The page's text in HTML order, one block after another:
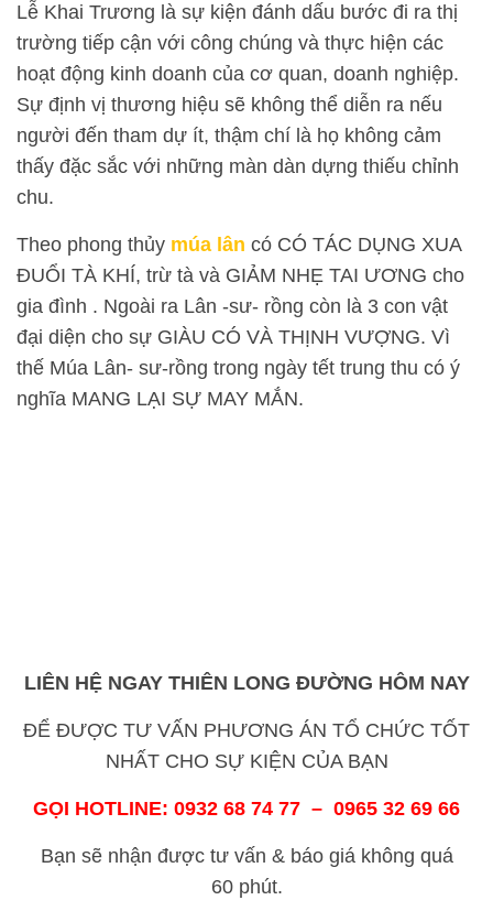
Lễ Khai Trương là sự kiện đánh dấu bước đi ra thị
trường tiếp cận với công chúng và thực hiện các
hoạt động kinh doanh của cơ quan, doanh nghiệp.
Sự định vị thương hiệu sẽ không thể diễn ra nếu
người đến tham dự ít, thậm chí là họ không cảm
thấy đặc sắc với những màn dàn dựng thiếu chỉnh
chu.
Theo phong thủy múa lân có CÓ TÁC DỤNG XUA
ĐUỔI TÀ KHÍ, trừ tà và GIẢM NHẸ TAI ƯƠNG cho
gia đình . Ngoài ra Lân -sư- rồng còn là 3 con vật
đại diện cho sự GIÀU CÓ VÀ THỊNH VƯỢNG. Vì
thế Múa Lân- sư-rồng trong ngày tết trung thu có ý
nghĩa MANG LẠI SỰ MAY MẮN.
LIÊN HỆ NGAY THIÊN LONG ĐƯỜNG HÔM NAY
ĐỂ ĐƯỢC TƯ VẤN PHƯƠNG ÁN TỔ CHỨC TỐT
NHẤT CHO SỰ KIỆN CỦA BẠN
GỌI HOTLINE: 0932 68 74 77 – 0965 32 69 66
Bạn sẽ nhận được tư vấn & báo giá không quá
60 phút.